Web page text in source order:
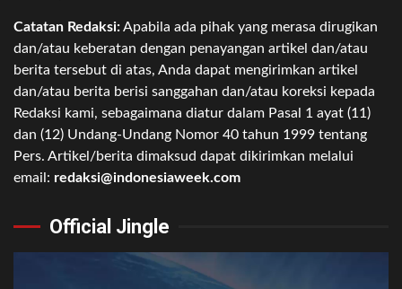
Catatan Redaksi:Apabila ada pihak yang merasa dirugikan
dan/atau keberatan dengan penayangan artikel dan/atau
berita tersebut di atas, Anda dapat mengirimkan artikel
dan/atau berita berisi sanggahan dan/atau koreksi kepada
Redaksi kami, sebagaimana diatur dalam Pasal 1 ayat (11)
dan (12) Undang-Undang Nomor 40 tahun 1999 tentang
Pers. Artikel/berita dimaksud dapat dikirimkan melalui
email: redaksi@indonesiaweek.com
Official Jingle